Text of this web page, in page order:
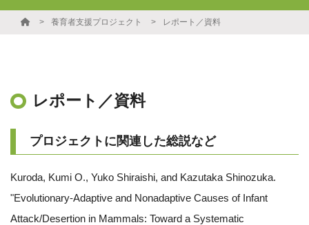
養育者支援プロジェクト レポート／資料
レポート／資料
プロジェクトに関連した総説など
Kuroda, Kumi O., Yuko Shiraishi, and Kazutaka Shinozuka.
"Evolutionary‐Adaptive and Nonadaptive Causes of Infant
Attack/Desertion in Mammals: Toward a Systematic